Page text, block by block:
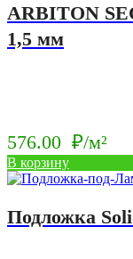
ARBITON
1,5 мм
576.00 ₽/м²
В корзину
Подложка